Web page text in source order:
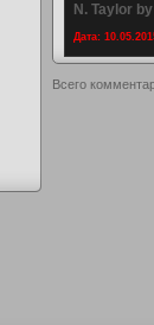
N. Taylor
Дата:
Всего